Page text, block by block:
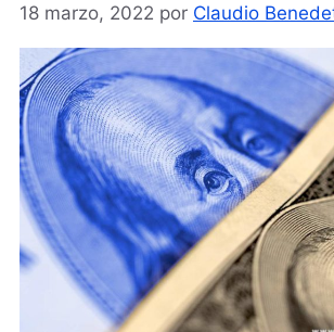
18 marzo, 2022 por Claudio